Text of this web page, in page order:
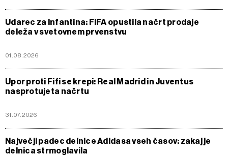
Udarec za Infantina: FIFA opustila načrt prodaje
deleža v svetovnem prvenstvu
01.08.2026
Upor proti Fifi se krepi: Real Madrid in Juventus
nasprotujeta načrtu
31.07.2026
Največji padec delnice Adidasa vseh časov: zakaj je
delnica strmoglavila